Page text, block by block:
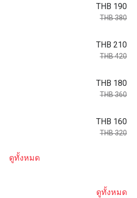
THB 190
THB 380
THB 210
THB 420
THB 180
THB 360
THB 160
THB 320
ดูทั้งหมด
ดูทั้งหมด